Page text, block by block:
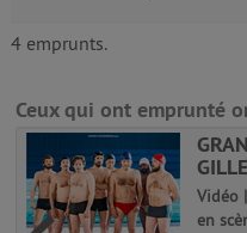
4 emprunts.
Ceux qui ont emprunté
Vidéo
en